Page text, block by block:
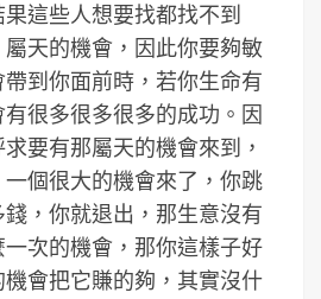
這些人想要找都找不到
天的機會，因此你要夠敏
到你面前時，若你生命有
很多很多很多的成功。因
要有那屬天的機會來到，
個很大的機會來了，你跳
，你就退出，那生意沒有
次的機會，那你這樣子好
會把它賺的夠，其實沒什